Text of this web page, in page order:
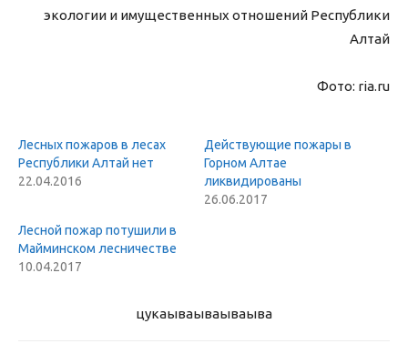
экологии и имущественных отношений Республики
Алтай
Фото: ria.ru
Лесных пожаров в лесах
Республики Алтай нет
22.04.2016
Действующие пожары в
Горном Алтае
ликвидированы
26.06.2017
Лесной пожар потушили в
Майминском лесничестве
10.04.2017
цукаываываываыва